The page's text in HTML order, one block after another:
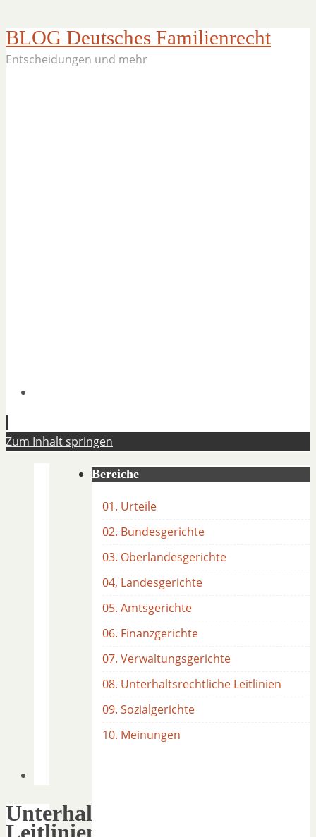
BLOG Deutsches Familienrecht
Entscheidungen und mehr
Zum Inhalt springen
Unterhaltsrechtliche
Bereiche
01. Urteile
02. Bundesgerichte
03. Oberlandesgerichte
04, Landesgerichte
05. Amtsgerichte
06. Finanzgerichte
07. Verwaltungsgerichte
08. Unterhaltsrechtliche Leitlinien
09. Sozialgerichte
10. Meinungen